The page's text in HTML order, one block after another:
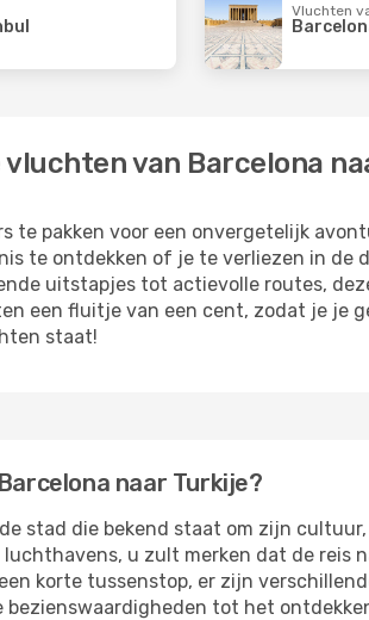
Vluchten
van Barcelona
te pakken voor een onvergetelijk
te ontdekken of je te verliezen in
uitstapjes tot actievolle routes,
een fluitje van een cent, zodat je je
staat!
naar Turkije?
stad die bekend staat om zijn
u zult merken dat de reis
korte tussenstop, er zijn
bezienswaardigheden tot het